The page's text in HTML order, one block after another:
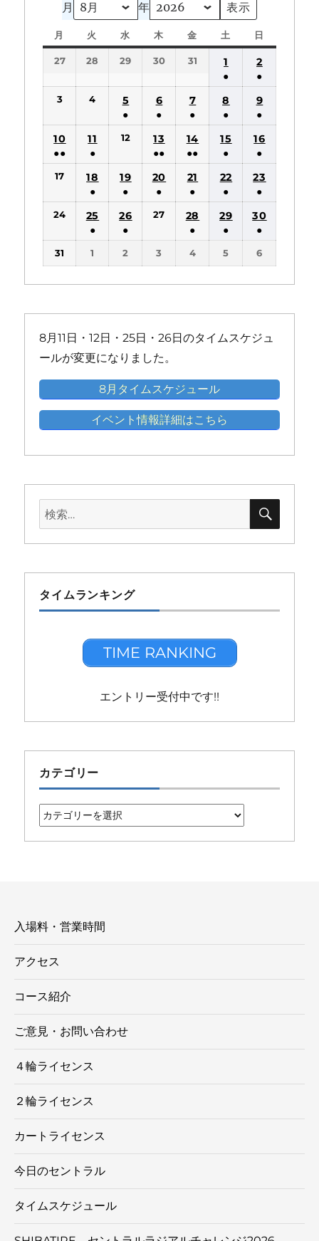
月 年
月
曜
日
火
曜
日
水
曜
日
木
曜
日
金
曜
土
曜
日
曜
27 28 29 30 31
1
●
(1
件
の
イ
ベ
ン
ト)
2
●
(1
件
の
イ
ベ
ン
ト)
3 4
5
●
(1
の
イ
ベ
ン
ト)
6
●
(1
件
の
イ
ベ
ン
7
●
(1
件
の
イ
ベ
ン
ト)
8
●
(1
件
の
イ
ベ
ン
ト)
9
●
(1
件
の
イ
ベ
ン
ト)
10
●●
(2
の
イ
ン
ト)
11
●
(1
件
の
イ
ベ
ン
ト)
12
13
●●
(2
件
の
イ
ン
ト)
14
●●
(2
件
の
イ
ベ
ン
ト)
15
●
(1
件
の
イ
ベ
ン
ト)
16
●
(1
件
の
イ
ベ
ン
ト)
17
18
●
(1
件
イ
ン
19
●
(1
件
イ
ン
20
●
(1
イ
ン
21
●
(1
件
イ
ン
22
●
(1
件
イ
ン
23
●
(1
件
イ
ン
24
25
●
ト)
26
●
ト)
27
28
●
ト)
29
●
ト)
30
●
ト)
31 1 2 3 4 5 6
8月11日・12日・25日・26日のタイムスケジュ
ールが変更になりました。
8月タイムスケジュール
イベント情報詳細はこちら
検
索:
検
タイムランキング
TIME RANKING
エントリー受付中です!!
カテゴリー
カ
テ
ゴ
入場料・営業時間
アクセス
コース紹介
ご意見・お問い合わせ
４輪ライセンス
２輪ライセンス
カートライセンス
今日のセントラル
タイムスケジュール